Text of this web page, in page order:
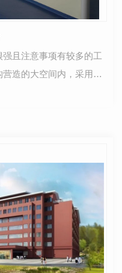
且注意事项有较多的工
造的大空间内，采用符
行分隔、装修成满…